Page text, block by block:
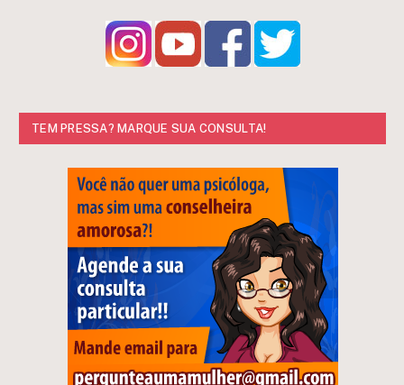
TEM PRESSA? MARQUE SUA CONSULTA!